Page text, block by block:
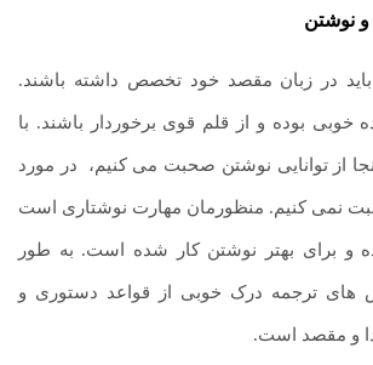
نوشتن
باید در زبان مقصد خود تخصص داشته باشند.
خوبی بوده و از قلم قوی برخوردار باشند. با
از توانایی نوشتن صحبت می کنیم، در مورد
نمی کنیم. منظورمان مهارت نوشتاری است
و برای بهتر نوشتن کار شده است. به طور
های ترجمه درک خوبی از قواعد دستوری و
و مقصد است.